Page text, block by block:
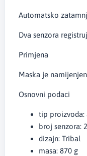
Automatsko
Dva senzora
Primjena
Maska je
Osnovni podaci
tip proizvoda:
broj senzora: 2
dizajn: Tribal
masa: 870 g